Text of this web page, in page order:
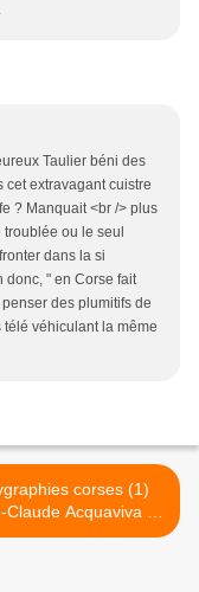
Taulier béni des
cet extravagant cuistre
? Manquait <br /> plus
ou le seul
dans la si
donc, " en Corse fait
des plumitifs de
télé véhiculant la même
corses (1)
Claude Acquaviva A
Danielle Casanova,